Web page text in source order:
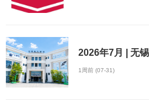
2026年7月 | 无
1周前 (07-31)